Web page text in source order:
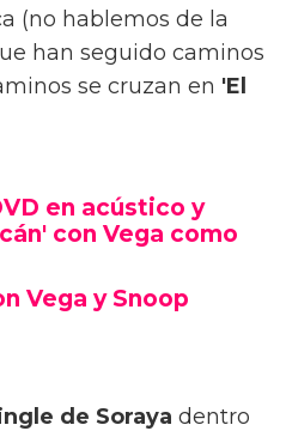
(no hablemos de la
han seguido caminos
se cruzan en 'El
en acústico y
con Vega como
Vega y Snoop
de Soraya dentro